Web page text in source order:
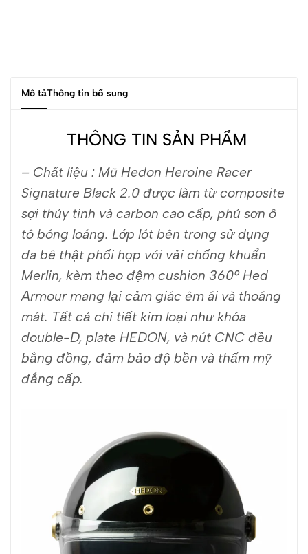
Mô tảThông tin bổ sung
THÔNG TIN SẢN PHẨM
– Chất liệu : Mũ Hedon Heroine Racer
Signature Black 2.0 được làm từ composite
sợi thủy tinh và carbon cao cấp, phủ sơn ô
tô bóng loáng. Lớp lót bên trong sử dụng
da bê thật phối hợp với vải chống khuẩn
Merlin, kèm theo đệm cushion 360° Hed
Armour mang lại cảm giác êm ái và thoáng
mát. Tất cả chi tiết kim loại như khóa
double-D, plate HEDON, và nút CNC đều
bằng đồng, đảm bảo độ bền và thẩm mỹ
đẳng cấp.